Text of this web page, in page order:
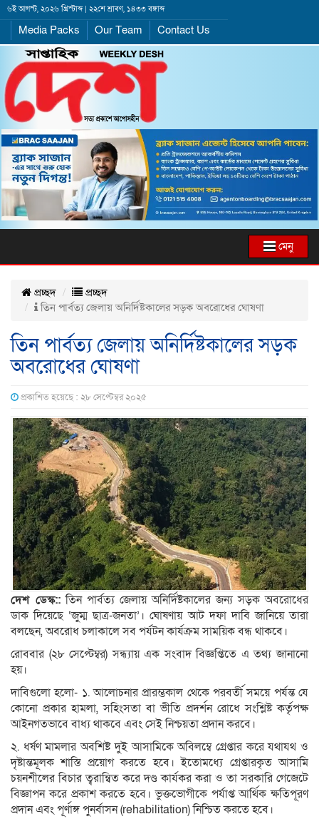
৬ই আগস্ট, ২০২৬ খ্রিস্টাব্দ | ২২শে শ্রাবণ, ১৪৩৩ বঙ্গাব্দ
Media Packs Our Team Contact Us
মেনু
প্রচ্ছদ
প্রচ্ছদ
তিন পার্বত্য জেলায় অনির্দিষ্টকালের সড়ক অবরোধের ঘোষণা
তিন পার্বত্য জেলায় অনির্দিষ্টকালের সড়ক
অবরোধের ঘোষণা
প্রকাশিত হয়েছে : ২৮ সেপ্টেম্বর ২০২৫
দেশ ডেস্ক:: তিন পার্বত্য জেলায় অনির্দিষ্টকালের জন্য সড়ক অবরোধের
ডাক দিয়েছে ‘জুম্ম ছাত্র-জনতা’। ঘোষণায় আট দফা দাবি জানিয়ে তারা
বলছেন, অবরোধ চলাকালে সব পর্যটন কার্যক্রম সাময়িক বন্ধ থাকবে।
রোববার (২৮ সেপ্টেম্বর) সন্ধ্যায় এক সংবাদ বিজ্ঞপ্তিতে এ তথ্য জানানো
হয়।
দাবিগুলো হলো- ১. আলোচনার প্রারম্ভকাল থেকে পরবর্তী সময়ে পর্যন্ত যে
কোনো প্রকার হামলা, সহিংসতা বা ভীতি প্রদর্শন রোধে সংশ্লিষ্ট কর্তৃপক্ষ
আইনগতভাবে বাধ্য থাকবে এবং সেই নিশ্চয়তা প্রদান করবে।
২. ধর্ষণ মামলার অবশিষ্ট দুই আসামিকে অবিলম্বে গ্রেপ্তার করে যথাযথ ও
দৃষ্টান্তমূলক শাস্তি প্রয়োগ করতে হবে। ইতোমধ্যে গ্রেপ্তারকৃত আসামি
চয়নশীলের বিচার ত্বরান্বিত করে দণ্ড কার্যকর করা ও তা সরকারি গেজেটে
বিজ্ঞাপন করে প্রকাশ করতে হবে। ভুক্তভোগীকে পর্যাপ্ত আর্থিক ক্ষতিপূরণ
প্রদান এবং পূর্ণাঙ্গ পুনর্বাসন (rehabilitation) নিশ্চিত করতে হবে।